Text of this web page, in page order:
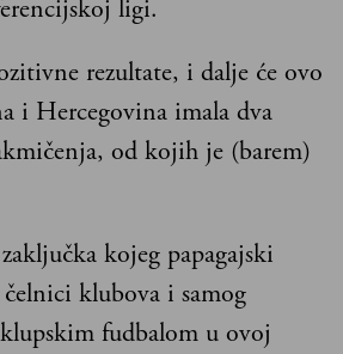
ligi.
rezultate, i dalje će ovo
i Hercegovina imala dva
od kojih je (barem)
kojeg papagajski
klubova i samog
fudbalom u ovoj